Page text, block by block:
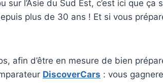
l’Asie du Sud Est, c’est ici que ça
plus de 30 ans ! Et si vous
afin d’être en mesure de bien
DiscoverCars : vous